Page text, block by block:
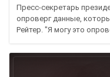
Пресс-секретарь
опроверг данные,
Рейтер. "Я могу это